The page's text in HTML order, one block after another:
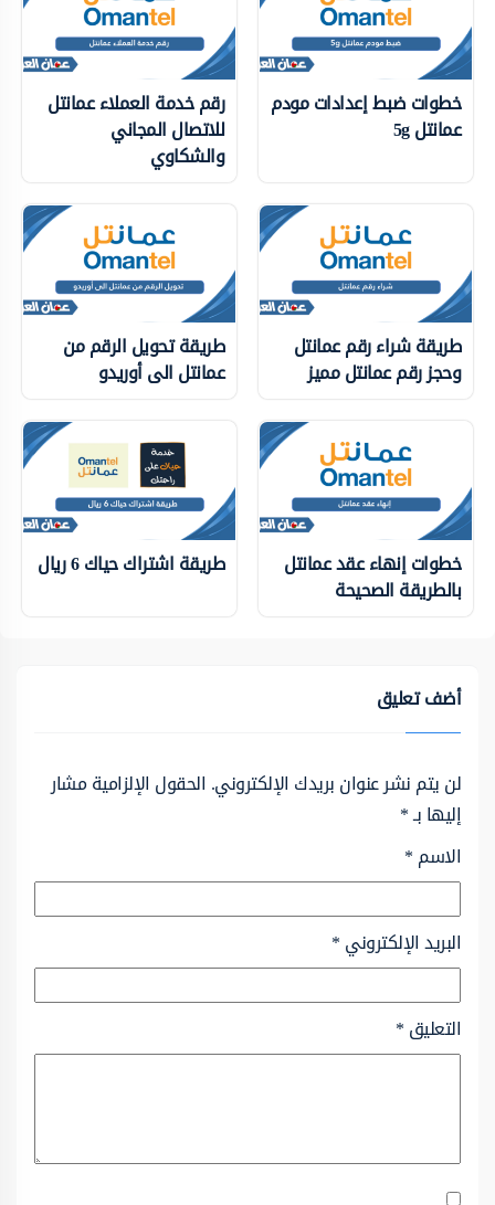
خطوات ضبط إعدادات مودم
عمانتل 5g
رقم خدمة العملاء عمانتل
للاتصال المجاني
والشكاوي
طريقة شراء رقم عمانتل
وحجز رقم عمانتل مميز
طريقة تحويل الرقم من
عمانتل الى أوريدو
خطوات إنهاء عقد عمانتل
بالطريقة الصحيحة
طريقة اشتراك حياك 6 ريال
أضف تعليق
لن يتم نشر عنوان بريدك الإلكتروني. الحقول الإلزامية مشار
إليها بـ*
الاسم*
البريد الإلكتروني*
التعليق*